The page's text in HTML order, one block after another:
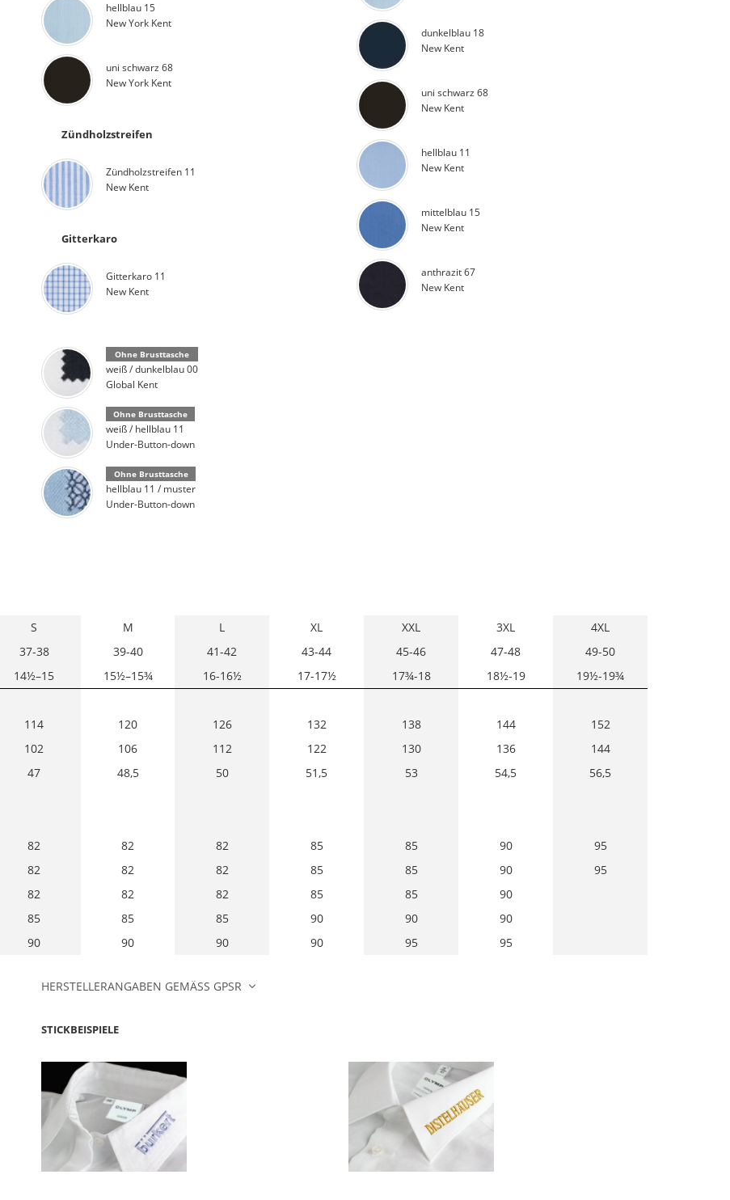
hellblau 15
New York Kent
uni schwarz 68
New York Kent
Zündholzstreifen
Zündholzstreifen 11
New Kent
Gitterkaro
Gitterkaro 11
New Kent
Ohne Brusttasche
weiß / dunkelblau 00
Global Kent
Ohne Brusttasche
weiß / hellblau 11
Under-Button-down
Ohne Brusttasche
hellblau 11 / muster
Under-Button-down
dunkelblau 18
New Kent
uni schwarz 68
New Kent
hellblau 11
New Kent
mittelblau 15
New Kent
anthrazit 67
New Kent
S M L XL XXL 3XL
4XL
37-38 39-40 41-42 43-44 45-46 47-48
49-50
14½–15 15½–15¾ 16-16½ 17-17½ 17¾-18 18½-19 19½-19¾
114 120 126 132 138 144
152
102 106 112 122 130 136
144
47 48,5 50 51,5 53 54,5 56,5
82 82 82 85 85 90
95
82 82 82 85 85 90
95
82 82 82 85 85
90
85 85 85 90 90
90
90 90 90 90 95 95
HERSTELLERANGABEN GEMÄSS GPSR
STICKBEISPIELE